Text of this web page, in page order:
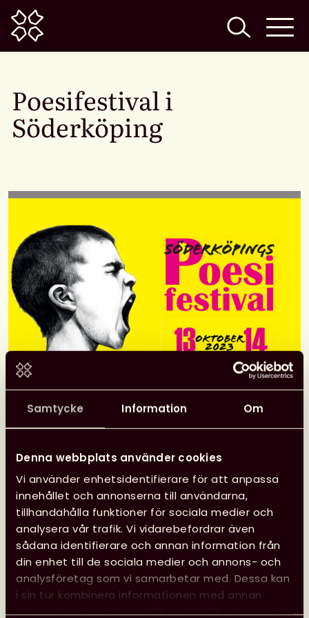
Samtycke Information Om
Denna webbplats använder cookies
Vi använder enhetsidentifierare för att anpassa
innehållet och annonserna till användarna,
tillhandahålla funktioner för sociala medier och
analysera vår trafik. Vi vidarebefordrar även
sådana identifierare och annan information från
din enhet till de sociala medier och annons- och
analysföretag som vi samarbetar med. Dessa kan
i sin tur kombinera informationen med annan
information som du har tillhandahållit eller som de
Home
Poesifestival i
Söderköping
Alla goda ting är tre lyder
talesättet. Det gäller även
Söderköpings Poesifestival, för
nu är det klart att det för tredje
året i rad blir poesifestival här i
staden invid kanalen.